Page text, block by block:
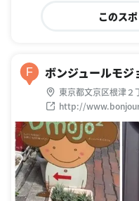
このス
F ボンジュールモジ
東京都文京区根津２
http://